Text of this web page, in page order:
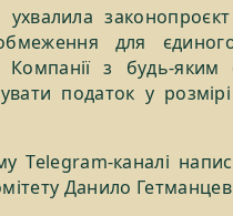
ухвалила
для
Компанії з будь-яким
податок у
Telegram-каналі
Данило